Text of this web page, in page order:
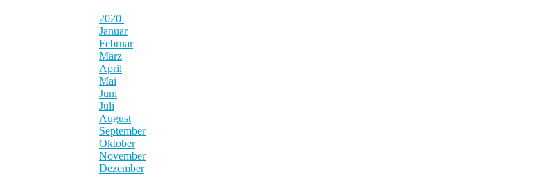
2020
Januar
Februar
März
April
Mai
Juni
Juli
August
September
Oktober
November
Dezember